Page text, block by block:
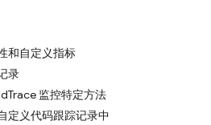
和自定义指标
录
监控特定方法
定义代码跟踪记录中